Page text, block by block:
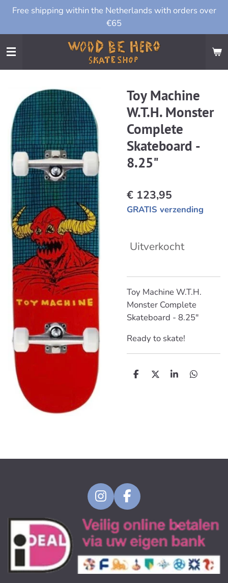
Ga
naar
de
Free shipping within the Netherlands with orders over
€65
Toy Machine
W.T.H. Monster
Complete
Skateboard -
8.25"
€ 123,95
GRATIS verzending
Uitverkocht
Toy Machine W.T.H.
Monster Complete
Skateboard - 8.25"
Ready to skate!
D
D
S
D
I
n
s
t
a
g
r
F
a
c
e
b
o
o